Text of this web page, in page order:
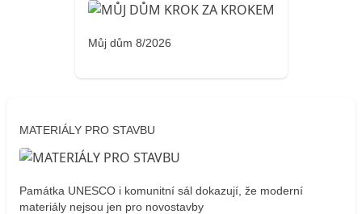
Můj dům 8/2026
MATERIÁLY PRO STAVBU
Památka UNESCO i komunitní sál dokazují, že moderní
materiály nejsou jen pro novostavby